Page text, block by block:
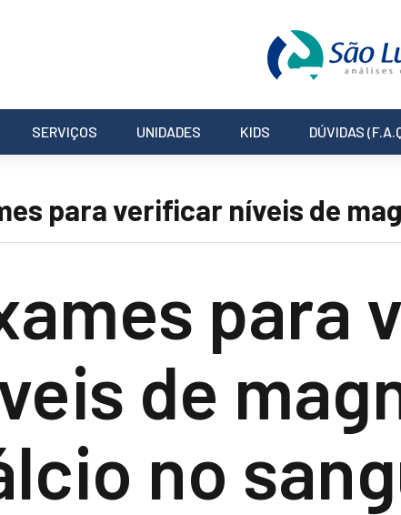
SERVIÇOS UNIDADES KIDS DÚVIDAS
para verificar níveis de
para
de
no